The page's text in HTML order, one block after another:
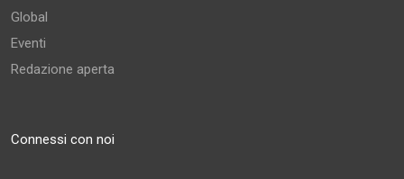
Global
Eventi
Redazione aperta
Connessi con noi